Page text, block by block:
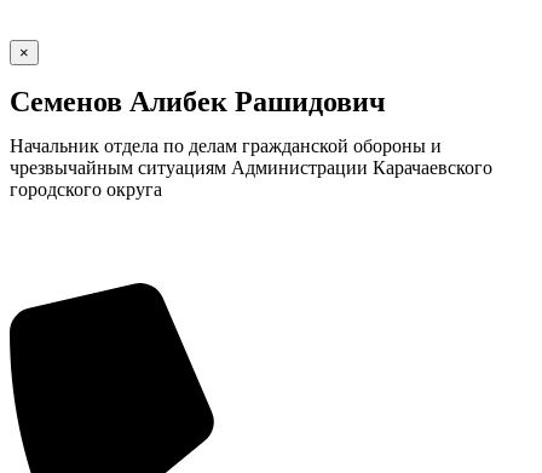
×
Семенов Алибек Рашидович
Начальник отдела по делам гражданской обороны и
чрезвычайным ситуациям Администрации Карачаевского
городского округа